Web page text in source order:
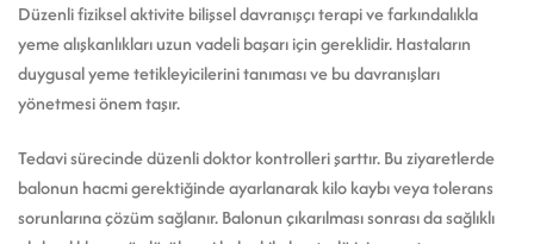
Düzenli fiziksel aktivite bilişsel davranışçı terapi ve farkındalıkla
yeme alışkanlıkları uzun vadeli başarı için gereklidir. Hastaların
duygusal yeme tetikleyicilerini tanıması ve bu davranışları
yönetmesi önem taşır.
Tedavi sürecinde düzenli doktor kontrolleri şarttır. Bu ziyaretlerde
balonun hacmi gerektiğinde ayarlanarak kilo kaybı veya tolerans
sorunlarına çözüm sağlanır. Balonun çıkarılması sonrası da sağlıklı